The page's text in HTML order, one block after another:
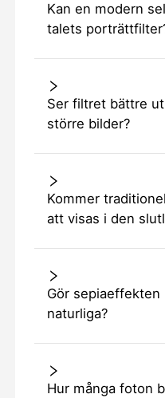
Kan en modern
talets
Ser filtret bättre
större bilder?
Kommer
att visas i den
Gör
naturliga?
Hur många foton